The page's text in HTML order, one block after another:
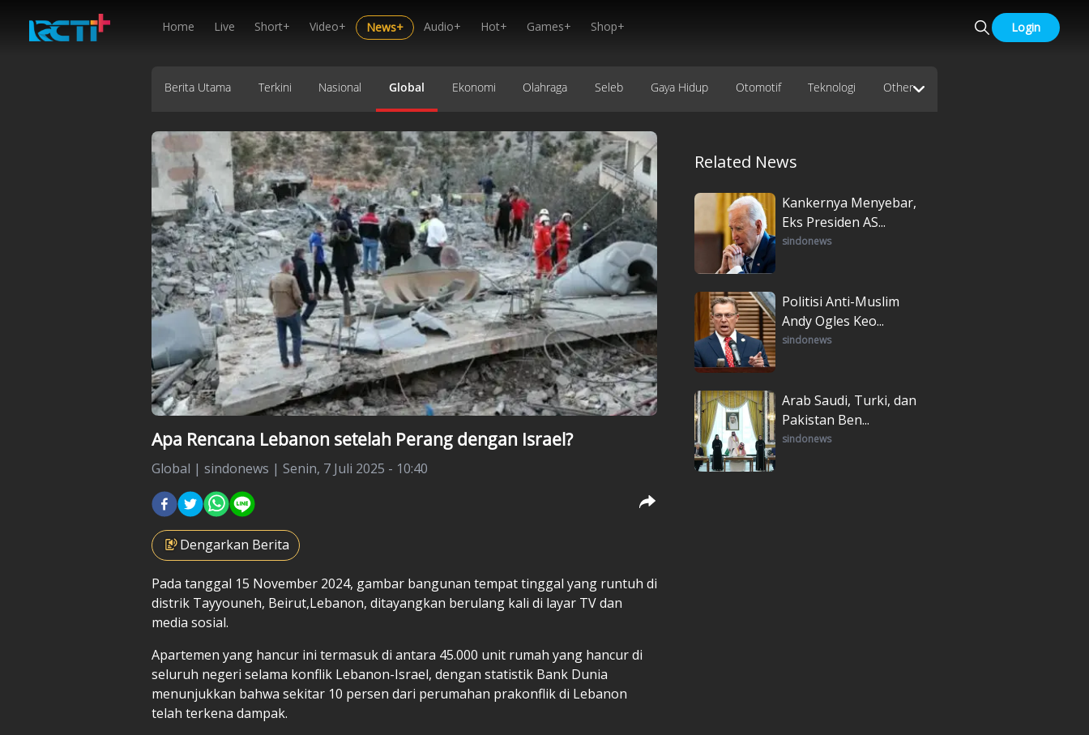
Home Live Short+ Video+ News+ Audio+ Hot+ Games+ Shop+ Login
Berita Utama Terkini Nasional Global Ekonomi Olahraga Seleb Gaya Hidup Otomotif Teknologi Other
Apa Rencana Lebanon setelah Perang dengan Israel?
Global | sindonews | Senin, 7 Juli 2025 - 10:40
Dengarkan Berita
Pada tanggal 15 November 2024, gambar bangunan tempat tinggal yang runtuh di
distrik Tayyouneh, Beirut,Lebanon, ditayangkan berulang kali di layar TV dan
media sosial.
Apartemen yang hancur ini termasuk di antara 45.000 unit rumah yang hancur di
seluruh negeri selama konflik Lebanon-Israel, dengan statistik Bank Dunia
menunjukkan bahwa sekitar 10 persen dari perumahan prakonflik di Lebanon
telah terkena dampak.
Related News
Kankernya Menyebar,
Eks Presiden AS...
sindonews
Politisi Anti-Muslim
Andy Ogles Keo...
sindonews
Arab Saudi, Turki, dan
Pakistan Ben...
sindonews